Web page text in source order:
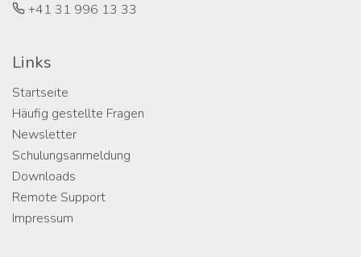
+41 31 996 13 33
Links
Startseite
Häufig gestellte Fragen
Newsletter
Schulungsanmeldung
Downloads
Remote Support
Impressum